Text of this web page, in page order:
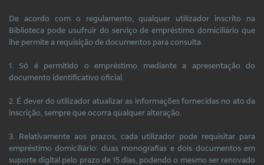
De acordo com o regulamento, qualquer utilizador inscrito na
Biblioteca pode usufruir do serviço de empréstimo domiciliário que
lhe permite a requisição de documentos para consulta.
1. Só é permitido o empréstimo mediante a apresentação do
documento identificativo oficial.
2. É dever do utilizador atualizar as informações fornecidas no ato da
inscrição, sempre que ocorra qualquer alteração.
3. Relativamente aos prazos, cada utilizador pode requisitar para
empréstimo domiciliário: duas monografias e dois documentos em
suporte digital pelo prazo de 15 dias, podendo o mesmo ser renovado